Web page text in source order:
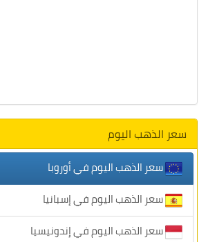
سعر الذهب اليوم
سعر الذهب اليوم في أوروبا
سعر الذهب اليوم في إسبانيا
سعر الذهب اليوم في إندونيسيا